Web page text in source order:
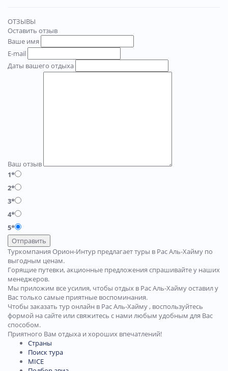
ОТЗЫВЫ
Оставить отзыв
Ваше имя
E-mail
Даты вашего отдыха
Ваш отзыв
1*
2*
3*
4*
5*
Отправить
Туркомпания Орион-Интур предлагает туры в Рас Аль-Хайму по
выгодным ценам.
Горящие путевки, акционные предложения спрашивайте у наших
менеджеров.
Мы приложим все усилия, чтобы отдых в Рас Аль-Хайму оставил у
Вас только самые приятные воспоминания.
Чтобы заказать тур онлайн в Рас Аль-Хайму , воспользуйтесь
формой на сайте или свяжитесь с нами любым удобным для Вас
способом.
Приятного Вам отдыха и хороших впечатлений!
Страны
Поиск тура
MICE